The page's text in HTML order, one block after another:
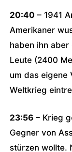
20:40 – 1941
Amerikaner
haben ihn aber
Leute (2400
um das eigene
Weltkrieg
23:56 – Krieg
Gegner von
stürzen wollte.